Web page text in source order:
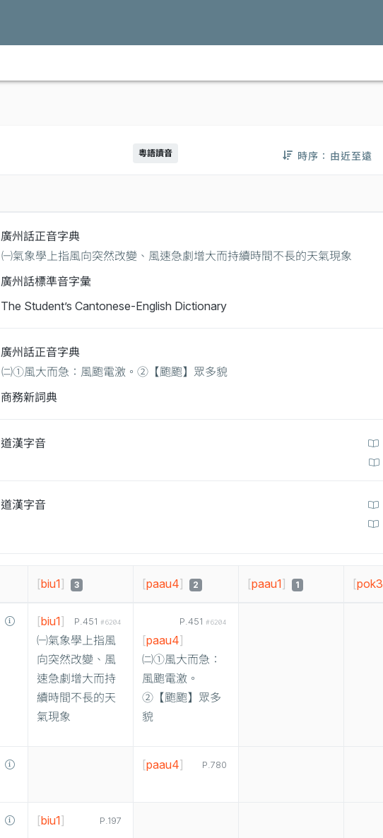
粵語讀音 時序：由近至遠
廣州話正音字典
㈠氣象學上指風向突然改變、風速急劇增大而持續時間不長的天氣現象
廣州話標準音字彙
The Student’s Cantonese-English Dictionary
廣州話正音字典
㈡①風大而急：風颮電激。②【颮颮】眾多貌
商務新詞典
道漢字音
道漢字音
[biu1] 3 [paau4] 2 [paau1] 1 [pok3
P.451 #6204
[biu1]
㈠氣象學上指風
向突然改變、風
速急劇增大而持
續時間不長的天
氣現象
P.451 #6204
[paau4]
㈡①風大而急：
風颮電激。
②【颮颮】眾多
貌
P.780
[paau4]
P.197
[biu1]